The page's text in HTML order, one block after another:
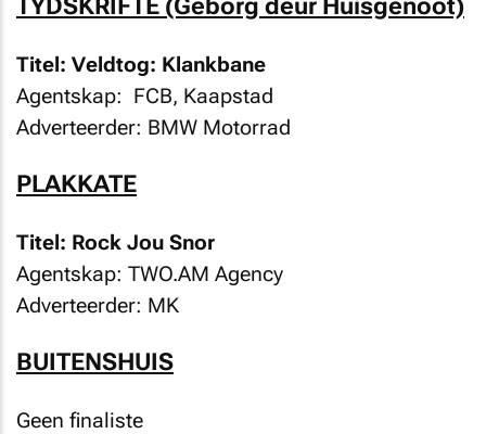
TYDSKRIFTE (Geborg deur Huisgenoot)
Titel: Veldtog: Klankbane
Agentskap: FCB, Kaapstad
Adverteerder: BMW Motorrad
PLAKKATE
Titel: Rock Jou Snor
Agentskap: TWO.AM Agency
Adverteerder: MK
BUITENSHUIS
Geen finaliste